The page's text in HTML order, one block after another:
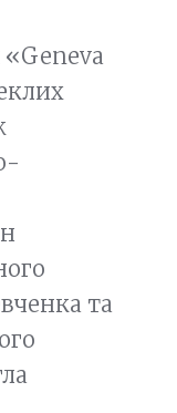
«Geneva
та